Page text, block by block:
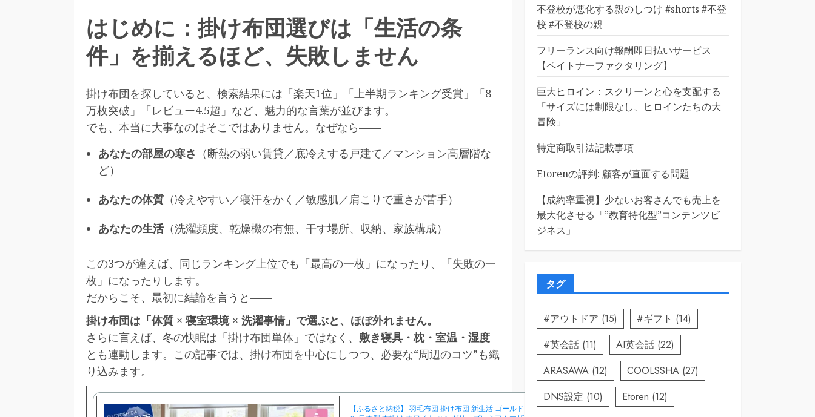
はじめに：掛け布団選びは「生活の条
件」を揃えるほど、失敗しません
掛け布団を探していると、検索結果には「楽天1位」「上半期ランキング受賞」「8
万枚突破」「レビュー4.5超」など、魅力的な言葉が並びます。
でも、本当に大事なのはそこではありません。なぜなら——
あなたの部屋の寒さ （断熱の弱い賃貸／底冷えする戸建て／マンション高層階な
ど）
あなたの体質 （冷えやすい／寝汗をかく／敏感肌／肩こりで重さが苦手）
あなたの生活（洗濯頻度、乾燥機の有無、干す場所、収納、家族構成）
この3つが違えば、同じランキング上位でも「最高の一枚」になったり、「失敗の一
枚」になったりします。
だからこそ、最初に結論を言うと——
掛け布団は「体質 × 寝室環境 × 洗濯事情」で選ぶと、ほぼ外れません。
さらに言えば、冬の快眠は「掛け布団単体」ではなく、 敷き寝具・枕・室温・湿度
とも連動します。この記事では、掛け布団を中心にしつつ、必要な“周辺のコツ”も織
り込みます。
【ふるさと納税】 羽毛布団 掛け布団 新生活 ゴールドラベル シング
不登校が悪化する親のしつけ #shorts #不登
校 #不登校の親
フリーランス向け報酬即日払いサービス
【ペイトナーファクタリング】
巨大ヒロイン：スクリーンと心を支配する
「サイズには制限なし、ヒロインたちの大
冒険」
特定商取引法記載事項
Etorenの評判: 顧客が直面する問題
【成約率重視】少ないお客さんでも売上を
最大化させる「”教育特化型”コンテンツビ
ジネス」
タグ
#アウトドア (15) #ギフト (14)
#英会話 (11) AI英会話 (22)
ARASAWA (12) COOLSSHA (27)
DNS設定 (10) Etoren (12)